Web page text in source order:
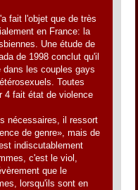
fait l'objet que de très
en France: la
Une étude de
de 1998 conclut qu'il
dans les couples gays
Toutes
4 fait état de violence
nécessaires, il ressort
de genre», mais de
indiscutablement
c'est le viol,
que le
lorsqu'ils sont en